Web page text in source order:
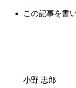
この記事を書
小野 志郎